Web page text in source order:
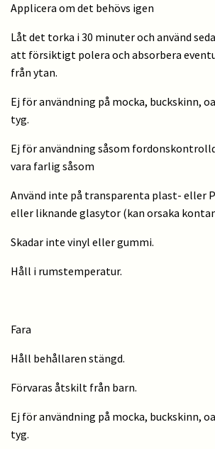
Applicera om det behövs igen
Låt det torka i 30 minuter och använd
att försiktigt polera och absorbera
från ytan.
Ej för användning på mocka, buckskinn,
tyg.
Ej för användning såsom
vara farlig såsom
Använd inte på transparenta plast- eller
eller liknande glasytor (kan orsaka
Skadar inte vinyl eller gummi.
Håll i rumstemperatur.
Fara
Håll behållaren stängd.
Förvaras åtskilt från barn.
Ej för användning på mocka, buckskinn,
tyg.